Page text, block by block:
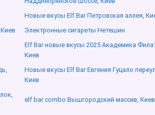
Новые вкусы Elf Bar Петровская аллея,
Электронные сигареты Нетешин
Elf Bar новые вкусы 2025 Академика
Киев
Новые вкусы Elf Bar Евгения Гуцало
Киев
elf bar combo Вышгородский массив, Киев